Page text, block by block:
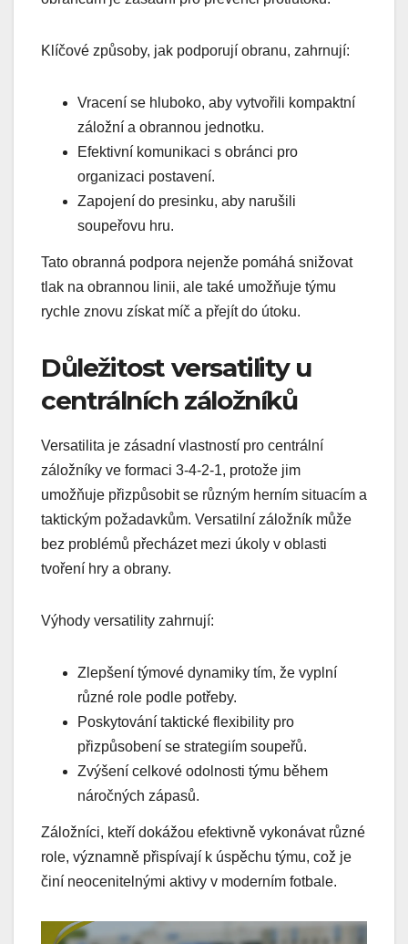
Klíčové způsoby, jak podporují obranu, zahrnují:
Vracení se hluboko, aby vytvořili kompaktní
záložní a obrannou jednotku.
Efektivní komunikaci s obránci pro
organizaci postavení.
Zapojení do presinku, aby narušili
soupeřovu hru.
Tato obranná podpora nejenže pomáhá snižovat
tlak na obrannou linii, ale také umožňuje týmu
rychle znovu získat míč a přejít do útoku.
Důležitost versatility u
centrálních záložníků
Versatilita je zásadní vlastností pro centrální
záložníky ve formaci 3-4-2-1, protože jim
umožňuje přizpůsobit se různým herním situacím a
taktickým požadavkům. Versatilní záložník může
bez problémů přecházet mezi úkoly v oblasti
tvoření hry a obrany.
Výhody versatility zahrnují:
Zlepšení týmové dynamiky tím, že vyplní
různé role podle potřeby.
Poskytování taktické flexibility pro
přizpůsobení se strategiím soupeřů.
Zvýšení celkové odolnosti týmu během
náročných zápasů.
Záložníci, kteří dokážou efektivně vykonávat různé
role, významně přispívají k úspěchu týmu, což je
činí neocenitelnými aktivy v moderním fotbale.